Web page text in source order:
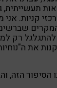
תעשייתית,
קניות.
רק
את
הזה,